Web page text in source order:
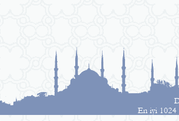
En iyi 1024